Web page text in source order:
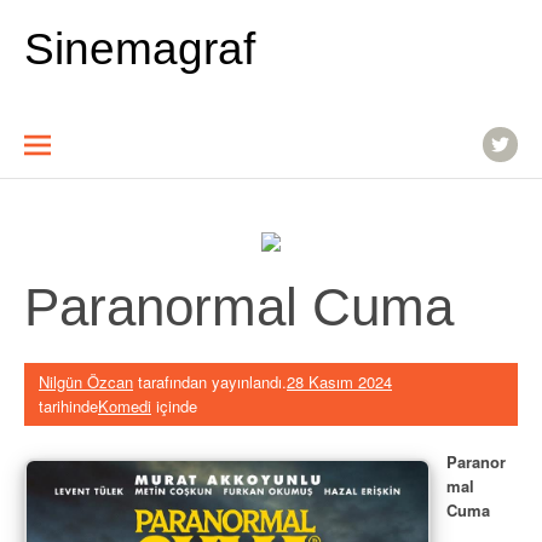
Sinemagraf
Paranormal Cuma
Nilgün Özcan tarafından yayınlandı.28 Kasım 2024
tarihindeKomedi içinde
Paranor
mal
Cuma